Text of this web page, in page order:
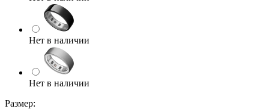
Нет в наличии
Нет в наличии
Размер: